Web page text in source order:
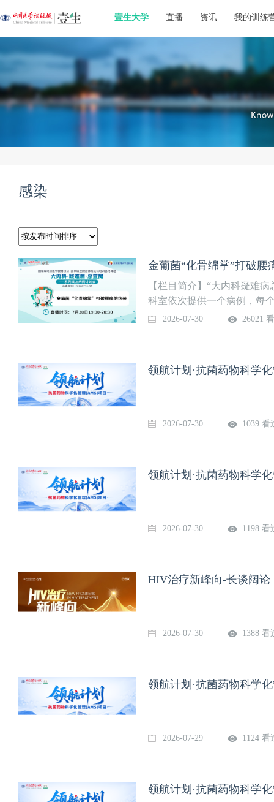
壹生大学 直播 资讯 我的训练
感染
金葡菌“化骨绵掌”打破腰
【栏目简介】“大内科疑难
科室依次提供一个病例，每
大学总医院相关专业的专家
（周四） 19:00-20:30
2026-07-30 26021
领航计划·抗菌药物科学
2026-07-30 1039 看
领航计划·抗菌药物科学
2026-07-30 1198 看
HIV治疗新峰向-长谈阔论
2026-07-30 1388 看
领航计划·抗菌药物科学
2026-07-29 1124 看
领航计划·抗菌药物科学